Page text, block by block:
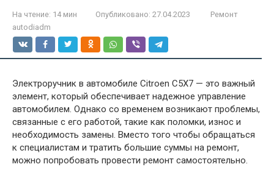
На чтение: 14 мин Опубликовано: 27.04.2023
Ремонт
autodiadm
Электроручник в автомобиле Citroen C5Х7 — это важный
элемент, который обеспечивает надежное управление
автомобилем. Однако со временем возникают проблемы,
связанные с его работой, такие как поломки, износ и
необходимость замены. Вместо того чтобы обращаться
к специалистам и тратить большие суммы на ремонт,
можно попробовать провести ремонт самостоятельно.